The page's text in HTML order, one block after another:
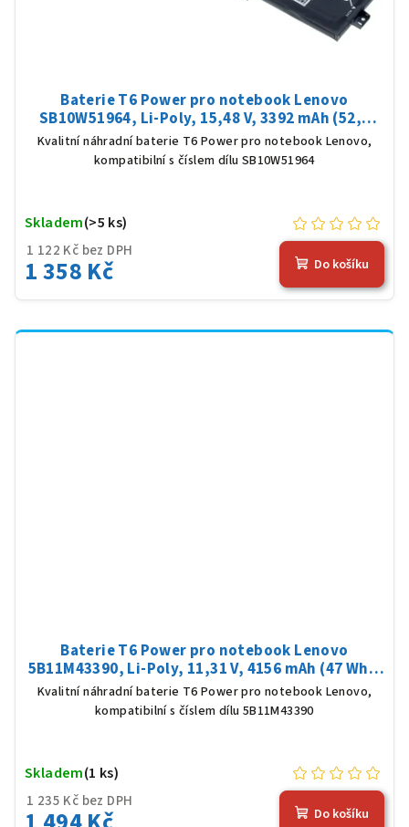
Baterie T6 Power pro notebook Lenovo
SB10W51964, Li-Poly, 15,48 V, 3392 mAh (52,5
Wh), černá
Kvalitní náhradní baterie T6 Power pro notebook Lenovo,
kompatibilní s číslem dílu SB10W51964
1 122 Kč bez DPH
1 358 Kč
Skladem(>5 ks)
Do košíku
Baterie T6 Power pro notebook Lenovo
5B11M43390, Li-Poly, 11,31 V, 4156 mAh (47 Wh),
černá
Kvalitní náhradní baterie T6 Power pro notebook Lenovo,
kompatibilní s číslem dílu 5B11M43390
1 235 Kč bez DPH
Skladem(1 ks)
Do košíku